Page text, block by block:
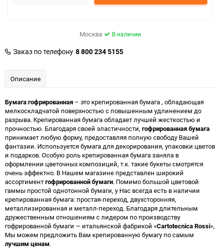
Москва В наличии
Заказ по телефону 8 800 234 5155
Описание
Бумага гофрированная – это крепированная бумага , обладающая
мелкоскладчатой поверхностью с повышенным удлинением до
разрыва. Крепированная бумага обладает лучшей жесткостью и
прочностью. Благодаря своей эластичности, гофрированная бумага
принимает любую форму, предоставляя полную свободу Вашей
фантазии. Используется бумага для декорирования, упаковки цветов
и подарков. Особую роль крепированная бумага заняла в
оформлении цветочных композиций, т.к. такие букеты смотрятся
очень эффектно. В Нашем магазине представлен широкий
ассортиментгофрированной бумаги. Помимо большой цветовой
гаммы простой однотонной бумаги, у Нас всегда есть в наличии
крепированная бумага: простая-переход, двухсторонняя,
металлизированная и металл-переход. Благодаря длительным
дружественным отношениям с лидером по производству
гофрированной бумаги — итальянской фабрикой «Cartotecnica Rossi»,
Мы можем предложить Вам крепированную бумагу по самым
лучшим ценам.